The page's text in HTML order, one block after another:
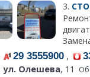
3.
29 3555900 ,
ул. Олешева, 11